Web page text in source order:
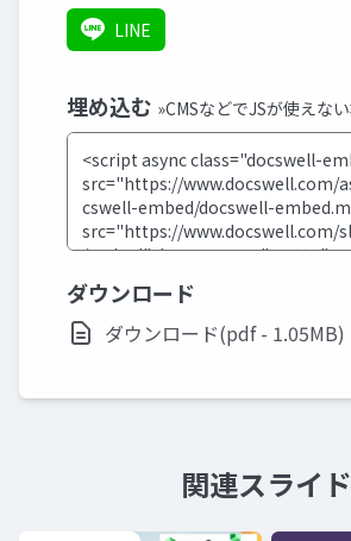
LINE
埋め込む »CMSなどでJSが使えな
ダウンロード
ダウンロード(pdf - 1.05MB)
関連スライド